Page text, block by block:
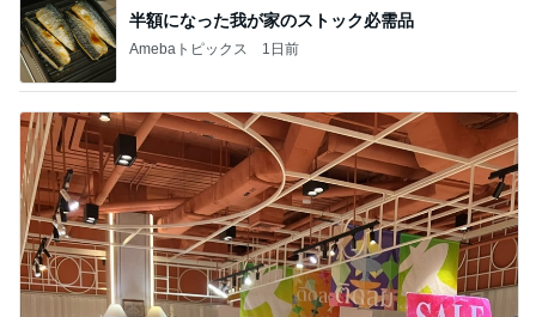
半額になった我が家のストック必需品
Amebaトピックス 1日前